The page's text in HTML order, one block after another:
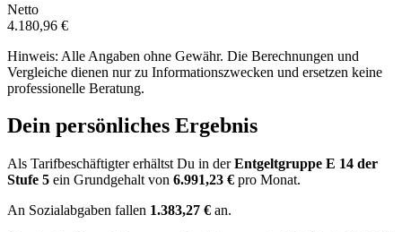
Netto
4.180,96 €
Hinweis: Alle Angaben ohne Gewähr. Die Berechnungen und
Vergleiche dienen nur zu Informationszwecken und ersetzen keine
professionelle Beratung.
Dein persönliches Ergebnis
Als Tarifbeschäftigter erhältst Du in derEntgeltgruppe E 14 der
Stufe 5 ein Grundgehalt von 6.991,23 € pro Monat.
An Sozialabgaben fallen 1.383,27 € an.